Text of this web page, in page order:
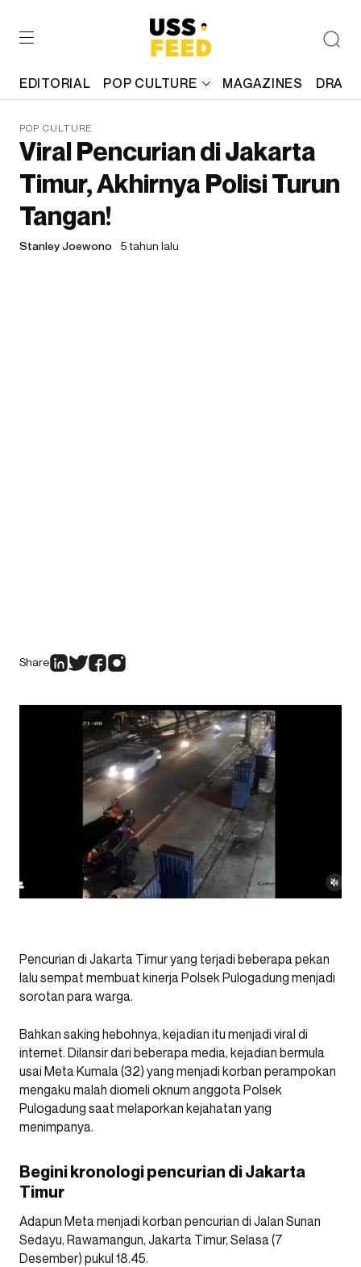
EDITORIAL POP CULTURE MAGAZINES
POP CULTURE
Viral Pencurian di Jakarta
Timur, Akhirnya Polisi Turun
Tangan!
Stanley Joewono 5 tahun lalu
Share
Pencurian di Jakarta Timur yang terjadi beberapa pekan
lalu sempat membuat kinerja Polsek Pulogadung menjadi
sorotan para warga.
Bahkan saking hebohnya, kejadian itu menjadi viral di
internet. Dilansir dari beberapa media, kejadian bermula
usai Meta Kumala (32) yang menjadi korban perampokan
mengaku malah diomeli oknum anggota Polsek
Pulogadung saat melaporkan kejahatan yang
menimpanya.
Begini kronologi pencurian di Jakarta
Timur
Adapun Meta menjadi korban pencurian di Jalan Sunan
Sedayu, Rawamangun, Jakarta Timur, Selasa (7
Desember) pukul 18.45.